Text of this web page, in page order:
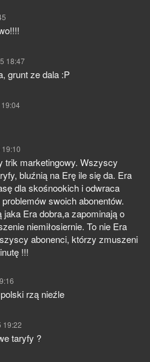
18:47
grunt ze dala :P
trik marketingowy. Wszyscy
bluźnią na Erę ile się da. Era
dla skośnookich i odwraca
swoich abonentów.
Era dobra,a zapominają o
niemiłosiernie. To nie Era
abonenci, którzy zmuszeni
!!!
rzą nieźle
19:22
taryfy ?